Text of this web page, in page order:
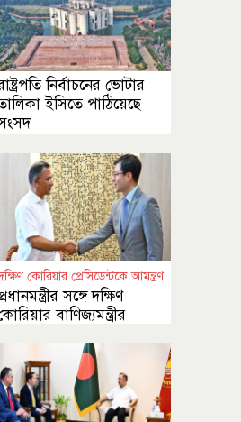
নির্বাচনের ভোটার
ইসিতে পাঠিয়েছে
কোরিয়ার প্রেসিডেন্টকে আমন্ত্রণ
সঙ্গে দক্ষিণ
বাণিজ্যমন্ত্রীর